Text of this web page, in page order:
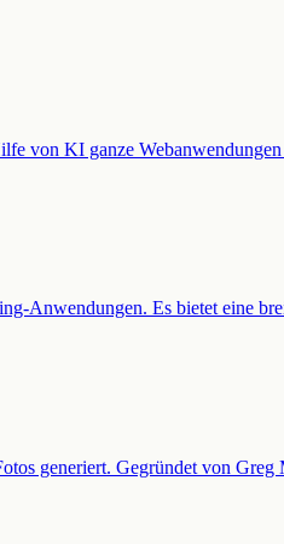
KI ganze
Anwendungen. Es bietet eine
generiert. Gegründet von